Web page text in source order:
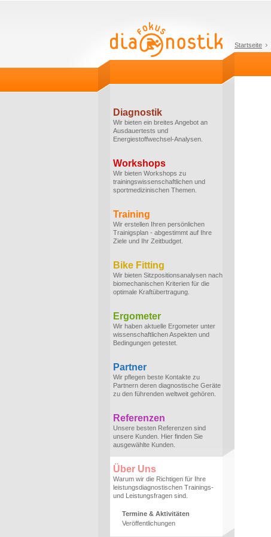
Startseite
Diagnostik
Wir bieten ein breites Angebot an
Ausdauertests und
Energiestoffwechsel-Analysen.
Workshops
Wir bieten Workshops zu
trainingswissenschaftlichen und
sportmedizinischen Themen.
Training
Wir erstellen Ihren persönlichen
Trainigsplan - abgestimmt auf Ihre
Ziele und Ihr Zeitbudget.
Bike Fitting
Wir bieten Sitzpositionsanalysen nach
biomechanischen Kriterien für die
optimale Kraftübertragung.
Ergometer
Wir haben aktuelle Ergometer unter
wissenschaftlichen Aspekten und
Bedingungen getestet.
Partner
Wir pflegen beste Kontakte zu
Partnern deren diagnostische Geräte
zu den führenden weltweit gehören.
Referenzen
Unsere besten Referenzen sind
unsere Kunden. Hier finden Sie
ausgewählte Kunden.
Über Uns
Warum wir die Richtigen für Ihre
leistungsdiagnostischen Trainings-
und Leistungsfragen sind.
Termine & Aktivitäten
Veröffentlichungen